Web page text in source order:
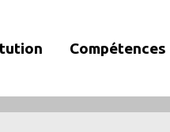
Compétences